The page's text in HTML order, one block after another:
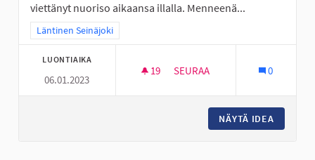
viettänyt nuoriso aikaansa illalla. Menneenä...
Rajaa tulokset teeman mukaan: Läntinen Seinäjoki
Läntinen Seinäjoki
LUONTIAIKA
06.01.2023
19 19 SEURAAJAA
SEURAA 0
NÄYTÄ IDEA